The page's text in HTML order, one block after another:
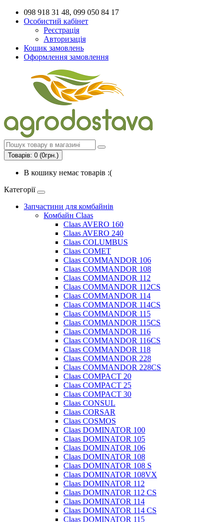
098 918 31 48, 099 050 84 17
Особистий кабінет
Реєстрація
Авторизація
Кошик замовлень
Оформлення замовлення
Товарів: 0 (0грн.)
В кошику немає товарів :(
Категорії
Запчастини для комбайнів
Комбайн Claas
Claas AVERO 160
Claas AVERO 240
Claas COLUMBUS
Claas COMET
Claas COMMANDOR 106
Claas COMMANDOR 108
Claas COMMANDOR 112
Claas COMMANDOR 112CS
Claas COMMANDOR 114
Claas COMMANDOR 114CS
Claas COMMANDOR 115
Claas COMMANDOR 115CS
Claas COMMANDOR 116
Claas COMMANDOR 116CS
Claas COMMANDOR 118
Claas COMMANDOR 228
Claas COMMANDOR 228CS
Claas COMPACT 20
Claas COMPACT 25
Claas COMPACT 30
Claas CONSUL
Claas CORSAR
Claas COSMOS
Claas DOMINATOR 100
Claas DOMINATOR 105
Claas DOMINATOR 106
Claas DOMINATOR 108
Claas DOMINATOR 108 S
Claas DOMINATOR 108VX
Claas DOMINATOR 112
Claas DOMINATOR 112 CS
Claas DOMINATOR 114
Claas DOMINATOR 114 CS
Claas DOMINATOR 115